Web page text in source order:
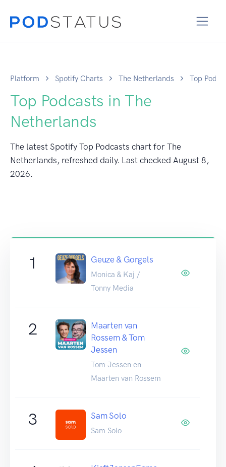
Platform Spotify Charts The Netherlands Top
Top Podcasts in The
Netherlands
The latest Spotify Top Podcasts chart for The
Netherlands, refreshed daily. Last checked August 8,
2026.
1 Geuze & Gorgels
Monica & Kaj /
Tonny Media
2
Maarten van
Rossem & Tom
Jessen
Tom Jessen en
Maarten van Rossem
3 Sam Solo
Sam Solo